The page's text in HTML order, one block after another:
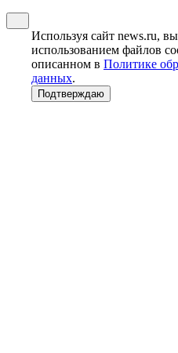
Используя сайт news.ru,
использованием файлов
описанном в Политике
данных.
Подтверждаю